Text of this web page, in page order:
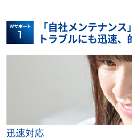
「自社メンテナンス
トラブルにも迅速、
迅速対応